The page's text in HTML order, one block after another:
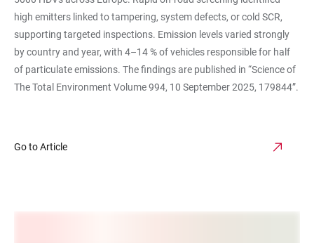
high emitters linked to tampering, system defects, or cold SCR,
supporting targeted inspections. Emission levels varied strongly
by country and year, with 4–14 % of vehicles responsible for half
of particulate emissions. The findings are published in “Science of
The Total Environment Volume 994, 10 September 2025, 179844”.
Go to Article